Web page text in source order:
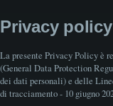
Privacy
La presente Privacy Policy è
(General Data Protection
dei dati personali) e delle
di tracciamento - 10 giugno